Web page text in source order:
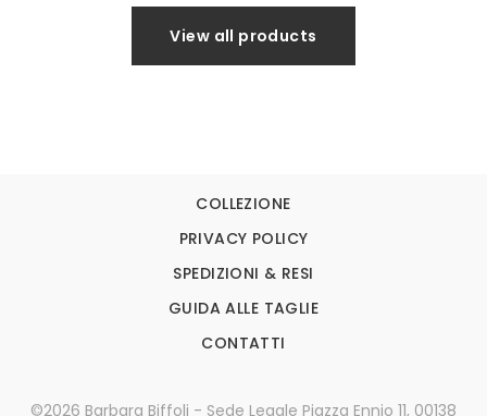
View all products
COLLEZIONE
PRIVACY POLICY
SPEDIZIONI & RESI
GUIDA ALLE TAGLIE
CONTATTI
©2026 Barbara Biffoli - Sede Legale Piazza Ennio 11, 00138